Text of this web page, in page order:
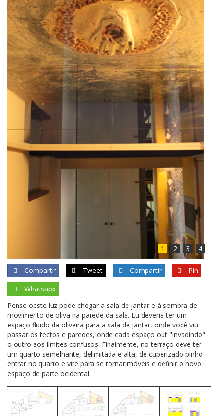
1 2 3 4
Compartir Tweet Compartir
Pin
Whatsapp
Pense oeste luz pode chegar a sala de jantar e à sombra de
movimento de oliva na parede da sala. Eu deveria ter um
espaço fluido da oliveira para a sala de jantar, onde você viu
passar os tectos e paredes, onde cada espaço out "invadindo"
o outro aos limites confusos. Finalmente, no terraço deve ter
um quarto semelhante, delimitada e alta, de cuperizado pinho
entrar no quarto e vire para se tornar móveis e definir o novo
espaço de parte ocidental.